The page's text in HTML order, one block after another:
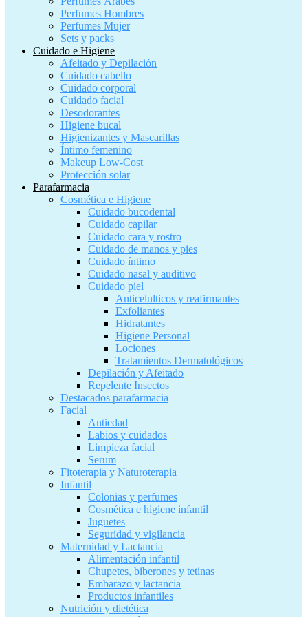
Perfumes Hombres
Perfumes Mujer
Sets y packs
Cuidado e Higiene
Afeitado y Depilación
Cuidado cabello
Cuidado corporal
Cuidado facial
Desodorantes
Higiene bucal
Higienizantes y Mascarillas
Íntimo femenino
Makeup Low-Cost
Protección solar
Parafarmacia
Cosmética e Higiene
Cuidado bucodental
Cuidado capilar
Cuidado cara y rostro
Cuidado de manos y pies
Cuidado íntimo
Cuidado nasal y auditivo
Cuidado piel
Anticelulticos y reafirmantes
Exfoliantes
Hidratantes
Higiene Personal
Lociones
Tratamientos Dermatológicos
Depilación y Afeitado
Repelente Insectos
Destacados parafarmacia
Facial
Antiedad
Labios y cuidados
Limpieza facial
Serum
Fitoterapia y Naturoterapia
Infantil
Colonias y perfumes
Cosmética e higiene infantil
Juguetes
Seguridad y vigilancia
Maternidad y Lactancia
Alimentación infantil
Chupetes, biberones y tetinas
Embarazo y lactancia
Productos infantiles
Nutrición y dietética